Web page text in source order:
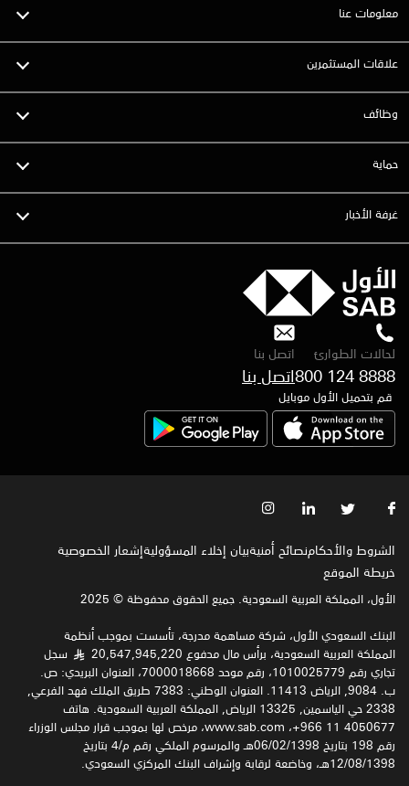
معلومات عنا
علاقات المستثمرين
وظائف
حماية
غرفة الأخبار
لحالات الطوارئ
800 124 8888
اتصل بنا
قم بتحميل الأول موبايل
الشروط والأحكامنصائح أمنيةبيان إخلاء المسؤوليةإشعار الخصوصية‍
خريطة الموقع
الأول، المملكة العربية السعودية. جميع الحقوق محفوظة © 2025
البنك السعودي الأول، شركة مساهمة مدرجة، تأسست بموجب أنظمة
المملكة العربية السعودية، برأس مال مدفوع 20,547,945,220
§
سجل
تجاري رقم 1010025779، رقم موحد 7000018668، العنوان البريدي: ص.
ب. 9084, الرياض 11413. العنوان الوطني: 7383 طريق الملك فهد الفرعي,
2338 حي الياسمين, 13325 الرياض, المملكة العربية السعودية. هاتف
4050677 11 966+، www.sab.com، مرخص لها بموجب قرار مجلس الوزراء
رقم 198 بتاريخ 06/02/1398هـ والمرسوم الملكي رقم م/4 بتاريخ
12/08/1398هـ، وخاضعة لرقابة وإشراف البنك المركزي السعودي.